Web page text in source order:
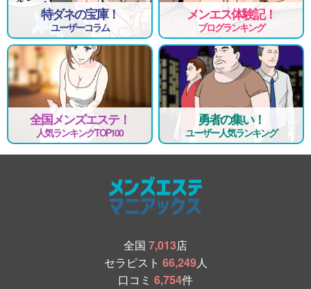
特ダネの宝庫！
ユーザーコラム
メンエス体験記！
ブログランキング
全国メンズエステ！
人気ランキングTOP100
勇者の集い！
ユーザー人気ランキング
全国 7,013店
セラピスト 66,249人
口コミ 6,754件